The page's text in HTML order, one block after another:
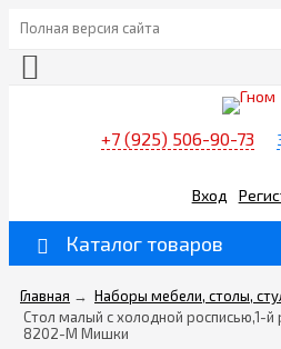
Полная версия сайта
+7 (925) 506-90-73
Вход
Каталог товаров
Главная → Наборы мебели, столы,
Стол малый с холодной росписью,1-й
8202-М Мишки